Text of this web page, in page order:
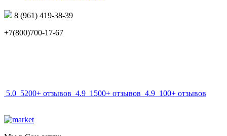
8 (961) 419-38-39
+7(800)700-17-67
5.0 5200+ отзывов 4.9 1500+ отзывов 4.9 100+ отзывов